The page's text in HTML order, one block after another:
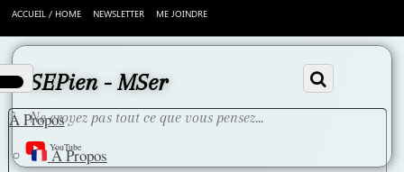
ACCUEIL / HOME NEWSLETTER ME JOINDRE
down
content
SEPien - MSer
Ne croyez pas tout ce que vous pensez...
YouTube
À Propos
À Propos